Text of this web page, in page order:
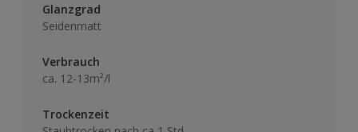
Glanzgrad
Seidenmatt
Verbrauch
ca. 12-13m²/l
Trockenzeit